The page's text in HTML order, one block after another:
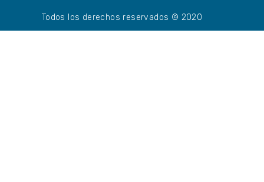
Todos los derechos reservados © 2020